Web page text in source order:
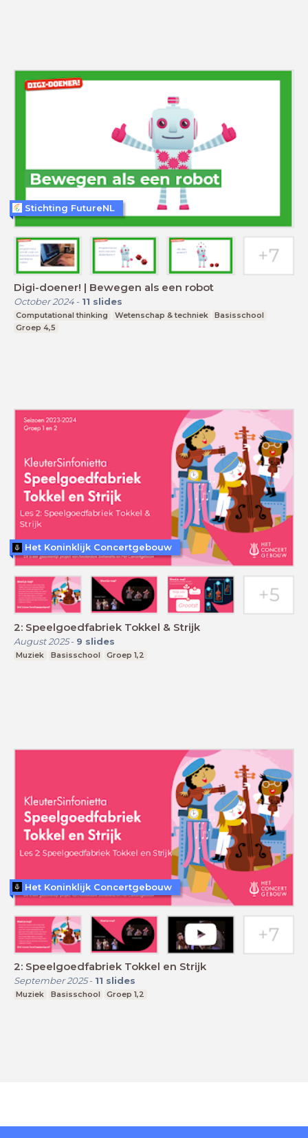
Digi-doener! | Bewegen als een robot
October 2024- 11 slides
Computational thinking Wetenschap & techniek
Basisschool
Groep 4,5
Stichting FutureNL
2: Speelgoedfabriek Tokkel & Strijk
August 2025- 9 slides
Muziek Basisschool Groep 1,2
Het Koninklijk Concertgebouw
2: Speelgoedfabriek Tokkel en Strijk
September 2025- 11 slides
Muziek Basisschool Groep 1,2
Het Koninklijk Concertgebouw